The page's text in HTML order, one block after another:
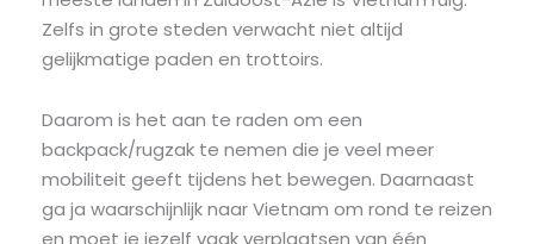
Zelfs in grote steden verwacht niet altijd
gelijkmatige paden en trottoirs.
Daarom is het aan te raden om een
backpack/rugzak te nemen die je veel meer
mobiliteit geeft tijdens het bewegen. Daarnaast
ga ja waarschijnlijk naar Vietnam om rond te reizen
en moet je jezelf vaak verplaatsen van één